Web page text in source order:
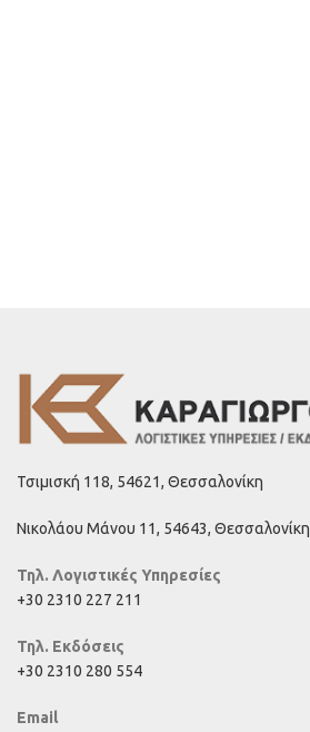
Τσιμισκή 118, 54621, Θεσσαλονίκη
Νικολάου Μάνου 11, 54643, Θεσσαλονίκη
Τηλ. Λογιστικές Υπηρεσίες
+30 2310 227 211
Τηλ. Εκδόσεις
+30 2310 280 554
Email